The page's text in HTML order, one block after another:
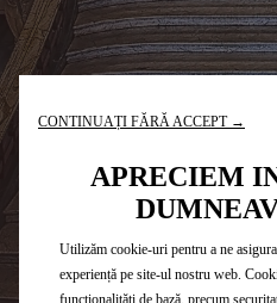
CONTINUAȚI FĂRĂ ACCEPT →
APRECIEM
Utilizăm cookie-uri pentru a ne
experiență pe site-ul nostru web.
funcționalități de bază, precum